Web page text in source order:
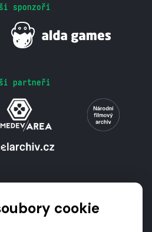
sponzoři
partneři
cookie